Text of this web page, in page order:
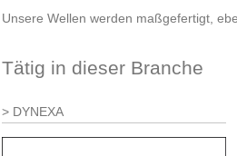
Unsere Wellen werden maßgefertigt,
Tätig in dieser Branche
DYNEXA